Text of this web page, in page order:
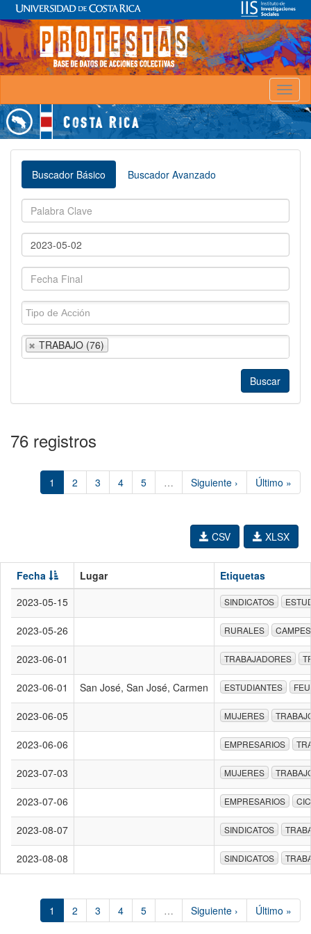
Buscador Básico Buscador Avanzado
TRABAJO (76)
76 registros
1 2 3 4 5 … Siguiente › Último »
XLSX
CSV
Fecha Lugar
Etiquetas
2023-05-15
SINDICATOS
2023-05-26 RURALES
2023-06-01 TRABAJADORES
2023-06-01 San José, San José, Carmen ESTUDIANTES
2023-06-05 MUJERES
2023-06-06 EMPRESARIOS
2023-07-03 MUJERES
2023-07-06 EMPRESARIOS
2023-08-07 SINDICATOS
2023-08-08 SINDICATOS
1 2 3 4 5 … Siguiente › Último »